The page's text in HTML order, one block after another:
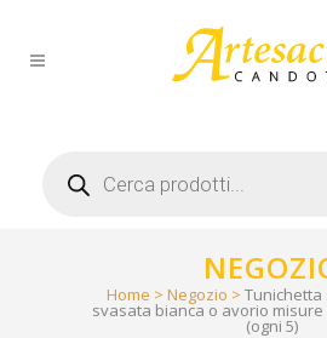
search
Home > Negozio >
svasata bianca o avorio misure
(ogni 5)